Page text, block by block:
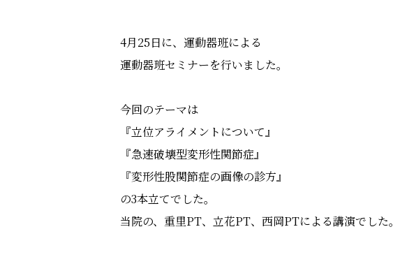
4月25日に、運動器班による
運動器班セミナーを行いました。
今回のテーマは
『立位アライメントについて』
『急速破壊型変形性関節症』
『変形性股関節症の画像の診方』
の3本立てでした。
当院の、重里PT、立花PT、西岡PTによる講演でした。